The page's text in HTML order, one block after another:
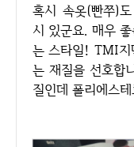
혹시 속옷(빤쭈)
시 있군요. 매우
는 스타일! TMI지
는 재질을 선호합
질인데 폴리에스